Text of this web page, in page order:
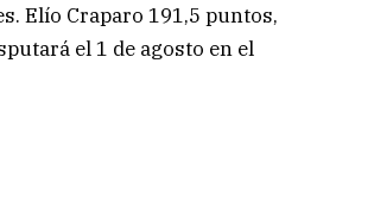
Elío Craparo 191,5 puntos,
el 1 de agosto en el